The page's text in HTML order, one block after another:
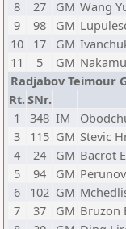
8
27 GM Wang
9
98 GM
10
17 GM
11
5 GM
Radjabov Teimour
Rt.SNr.
1
348 IM
3
115 GM Stevic
4
24 GM Bacrot
5
94 GM
6
102 GM
7
37 GM Bruzon